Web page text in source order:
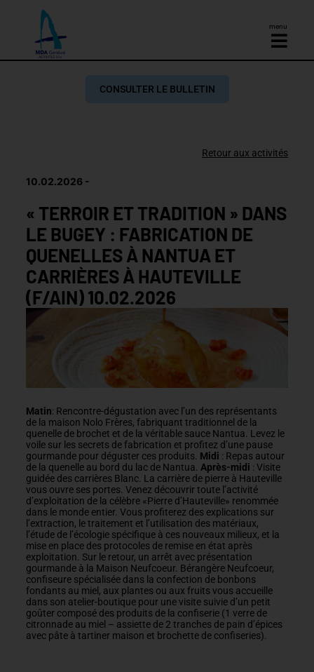
menu
CONSULTER LE BULLETIN
Retour aux activités
10.02.2026
« TERROIR ET TRADITION » DANS
LE BUGEY : FABRICATION DE
QUENELLES À NANTUA ET
CARRIÈRES À HAUTEVILLE
(F/AIN) 10.02.2026
Matin: Rencontre-dégustation avec l’un des représentants
de la maison Nolo Frères, fabriquant traditionnel de la
quenelle de brochet et de la véritable sauce Nantua. Levez le
voile sur les secrets de fabrication et profitez d’une pause
gourmande pour déguster ces produits. Midi : Repas autour
de la quenelle au bord du lac de Nantua. Après-midi : Visite
guidée des carrières Blanc. La carrière de pierre à Hauteville
vous ouvre ses portes. Venez découvrir toute l’activité
d’exploitation de la célèbre «Pierre d’Hauteville» renommée
dans le monde entier. Vous profiterez des explications sur
l’extraction, le traitement et l’utilisation des matériaux,
l’étude de l’écologie spécifique à ces nouveaux milieux, et la
mise en place des protocoles de remise en état après
exploitation. Sur le retour, un arrêt avec présentation
gourmande à la Maison Neufcoeur. Bérangère Neufcoeur,
confiseure spécialisée dans la confection de bonbons
fondants au miel, aux plantes ou aux fruits vous accueille
dans son atelier-boutique pour une visite suivie d’un petit
goûter composé des produits de la confiserie (1 verre de
citronnade au miel – assiette de 2 tranches de pain d’épices
avec pâte à tartiner maison et brochette de confiseries).